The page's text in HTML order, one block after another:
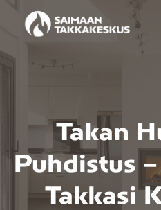
Takan
Puhdistus
Takkasi